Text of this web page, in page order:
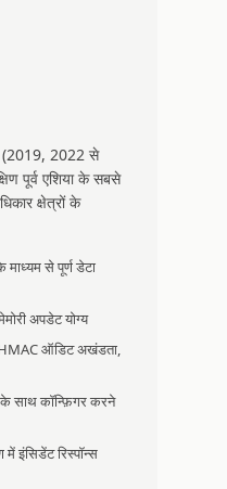
(2019, 2022 से
पूर्व एशिया के सबसे
क्षेत्रों के
से पूर्ण डेटा
अपडेट योग्य
ऑडिट अखंडता,
साथ कॉन्फ़िगर करने
इंसिडेंट रिस्पॉन्स